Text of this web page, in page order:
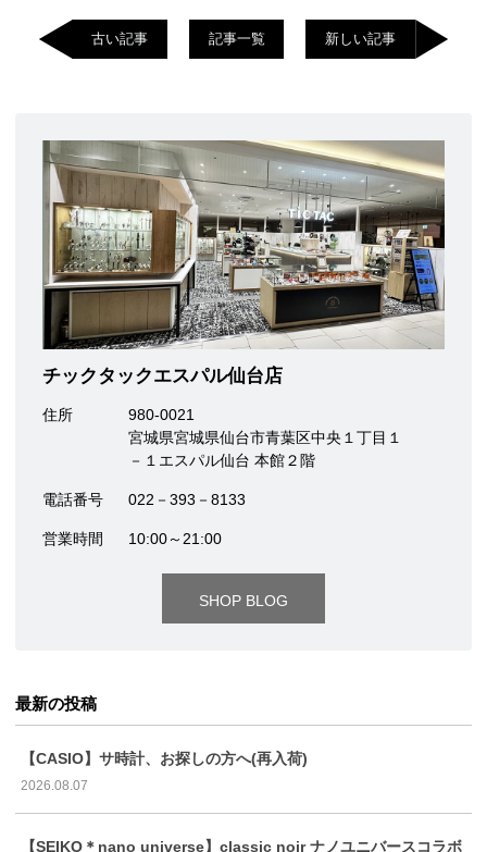
古い記事 記事一覧 新しい記事
チックタックエスパル仙台店
住所
980-0021
宮城県宮城県仙台市青葉区中央１丁目１
－１エスパル仙台 本館２階
電話番号 022－393－8133
営業時間 10:00～21:00
SHOP BLOG
最新の投稿
【CASIO】サ時計、お探しの方へ(再入荷)
2026.08.07
【SEIKO＊nano universe】classic noir ナノユニバースコラボ